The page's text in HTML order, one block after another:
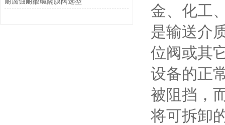
金、化工
是输送介
位阀或其
设备的正
被阻挡，
将可拆卸